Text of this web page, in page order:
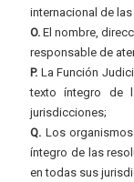
internacional de
O. El nombre,
responsable de
P. La Función
texto íntegro de
jurisdicciones;
Q. Los
íntegro de las
en todas sus